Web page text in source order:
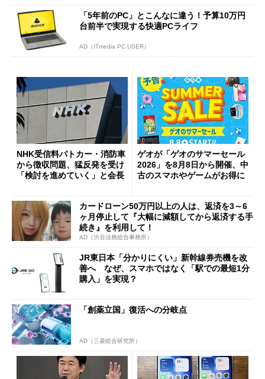
「5年前のPC」とこんなに違う！予算10万円
台前半で実現する快適PCライフ
AD（ITmedia PC USER）
NHK受信料パトカー・消防車
から徴収問題、猛反発を受け
「検討を進めていく」と会長
ゲオが「ゲオのサマーセール
2026」を8月8日から開催、中
古のスマホやゲームがお得に
カードローン50万円以上の人は、返済を3～6
ヶ月停止して『大幅に減額してから返済する手
続き』を利用して！
AD（渋谷法務総合事務所）
JR東日本「分かりにくい」新幹線券売機を改
善へ なぜ、スマホではなく「駅での最短1分
購入」を実現？
「創薬立国」復活への分岐点
AD（三菱総合研究所）